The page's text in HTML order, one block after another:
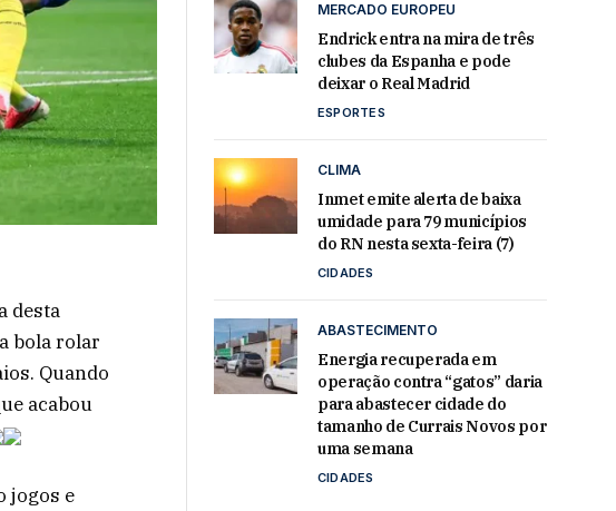
desta
bola rolar
Quando
acabou
jogos e
MERCADO EUROPEU
Endrick entra na mira de três
clubes da Espanha e pode
deixar o Real Madrid
ESPORTES
CLIMA
Inmet emite alerta de baixa
umidade para 79 municípios
do RN nesta sexta-feira (7)
CIDADES
ABASTECIMENTO
Energia recuperada em
operação contra “gatos” daria
para abastecer cidade do
tamanho de Currais Novos por
uma semana
CIDADES